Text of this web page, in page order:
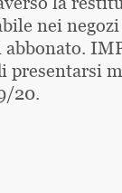
nei
presentarsi
20.